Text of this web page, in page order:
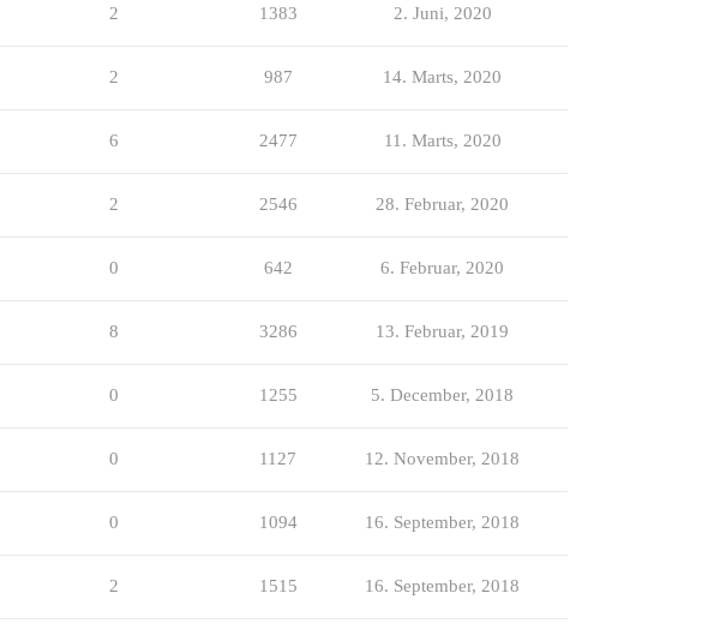
2 1383 2. Juni, 2020
2 987 14. Marts, 2020
6 2477 11. Marts, 2020
2 2546 28. Februar, 2020
0 642 6. Februar, 2020
8 3286 13. Februar, 2019
0 1255 5. December, 2018
0 1127 12. November, 2018
0 1094 16. September, 2018
2 1515 16. September, 2018